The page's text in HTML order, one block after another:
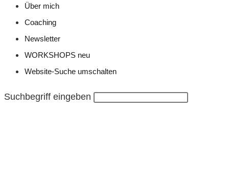
Über mich
Coaching
Newsletter
WORKSHOPS neu
Website-Suche umschalten
Suchbegriff eingeben